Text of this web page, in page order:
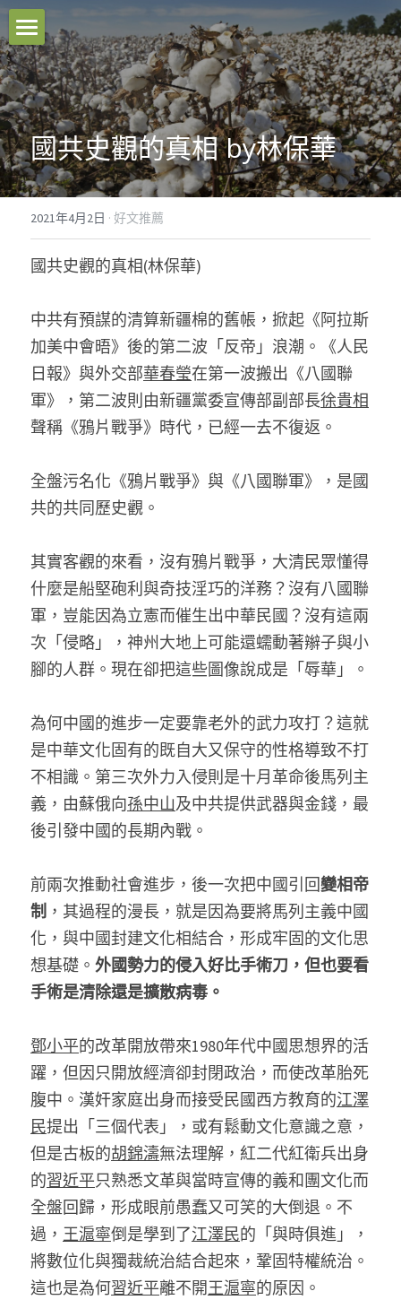
本站原創
好文推薦
影音分享
關於我們
臉書粉專
聯絡我們
Facebook
搜索
國共史觀的真相 by林保華
2021年4月2日 · 好文推薦
國共史觀的真相(林保華)
中共有預謀的清算新疆棉的舊帳，掀起《阿拉斯
加美中會晤》後的第二波「反帝」浪潮。《人民
日報》與外交部華春瑩在第一波搬出《八國聯
軍》，第二波則由新疆黨委宣傳部副部長徐貴相
聲稱《鴉片戰爭》時代，已經一去不復返。
全盤污名化《鴉片戰爭》與《八國聯軍》，是國
共的共同歷史觀。
其實客觀的來看，沒有鴉片戰爭，大清民眾懂得
什麼是船堅砲利與奇技淫巧的洋務？沒有八國聯
軍，豈能因為立憲而催生出中華民國？沒有這兩
次「侵略」，神州大地上可能還蠕動著辮子與小
為何中國的進步一定要靠老外的武力攻打？這就
是中華文化固有的既自大又保守的性格導致不打
不相識。第三次外力入侵則是十月革命後馬列主
義，由蘇俄向孫中山及中共提供武器與金錢，最
後引發中國的長期內戰。
前兩次推動社會進步，後一次把中國引回變相帝
制 ，其過程的漫長，就是因為要將馬列主義中國
化，與中國封建文化相結合，形成牢固的文化思
想基礎。 外國勢力的侵入好比手術刀，但也要看
手術是清除還是擴散病毒。
鄧小平的改革開放帶來1980年代中國思想界的活
躍，但因只開放經濟卻封閉政治，而使改革胎死
腹中。漢奸家庭出身而接受民國西方教育的江澤
民提出「三個代表」，或有鬆動文化意識之意，
但是古板的胡錦濤無法理解，紅二代紅衛兵出身
的習近平只熟悉文革與當時宣傳的義和團文化而
全盤回歸，形成眼前愚蠢又可笑的大倒退。不
過， 王滬寧倒是學到了江澤民的「與時俱進」，
將數位化與獨裁統治結合起來，鞏固特權統治。
這也是為何習近平離不開王滬寧的原因。